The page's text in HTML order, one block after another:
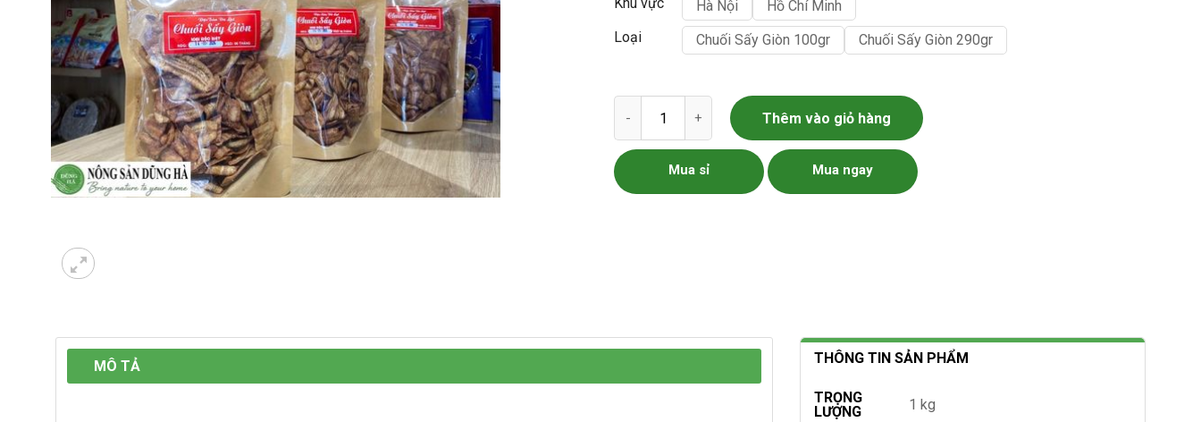
Hà Nội
Hồ Chí Minh
Loại
Chuối Sấy Giòn 100gr Chuối Sấy Giòn 290gr
Chuối sấy giòn số lượng
Thêm vào giỏ hàng
Mua sỉ Mua ngay
MÔ TẢ THÔNG TIN SẢN PHẨM
TRỌNG
LƯỢNG
1 kg